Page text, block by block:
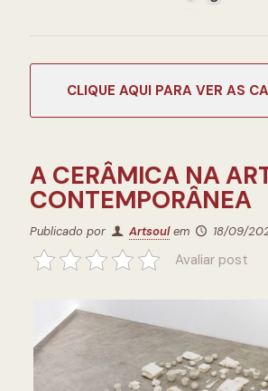
A CERÂMICA NA
CONTEMPORÂNEA
Publicado por Artsoul em 18/09/
Avaliar post